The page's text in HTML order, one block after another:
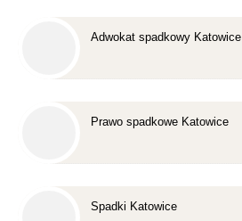
Adwokat spadkowy Katowice
Prawo spadkowe Katowice
Spadki Katowice